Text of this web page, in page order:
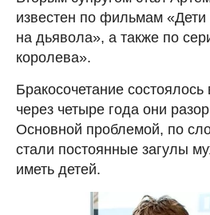
известен по фильмам «Дети
на дьявола», а также по
королева».
Бракосочетание
через четыре года они
Основной проблемой, по
стали постоянные загулы
иметь детей.